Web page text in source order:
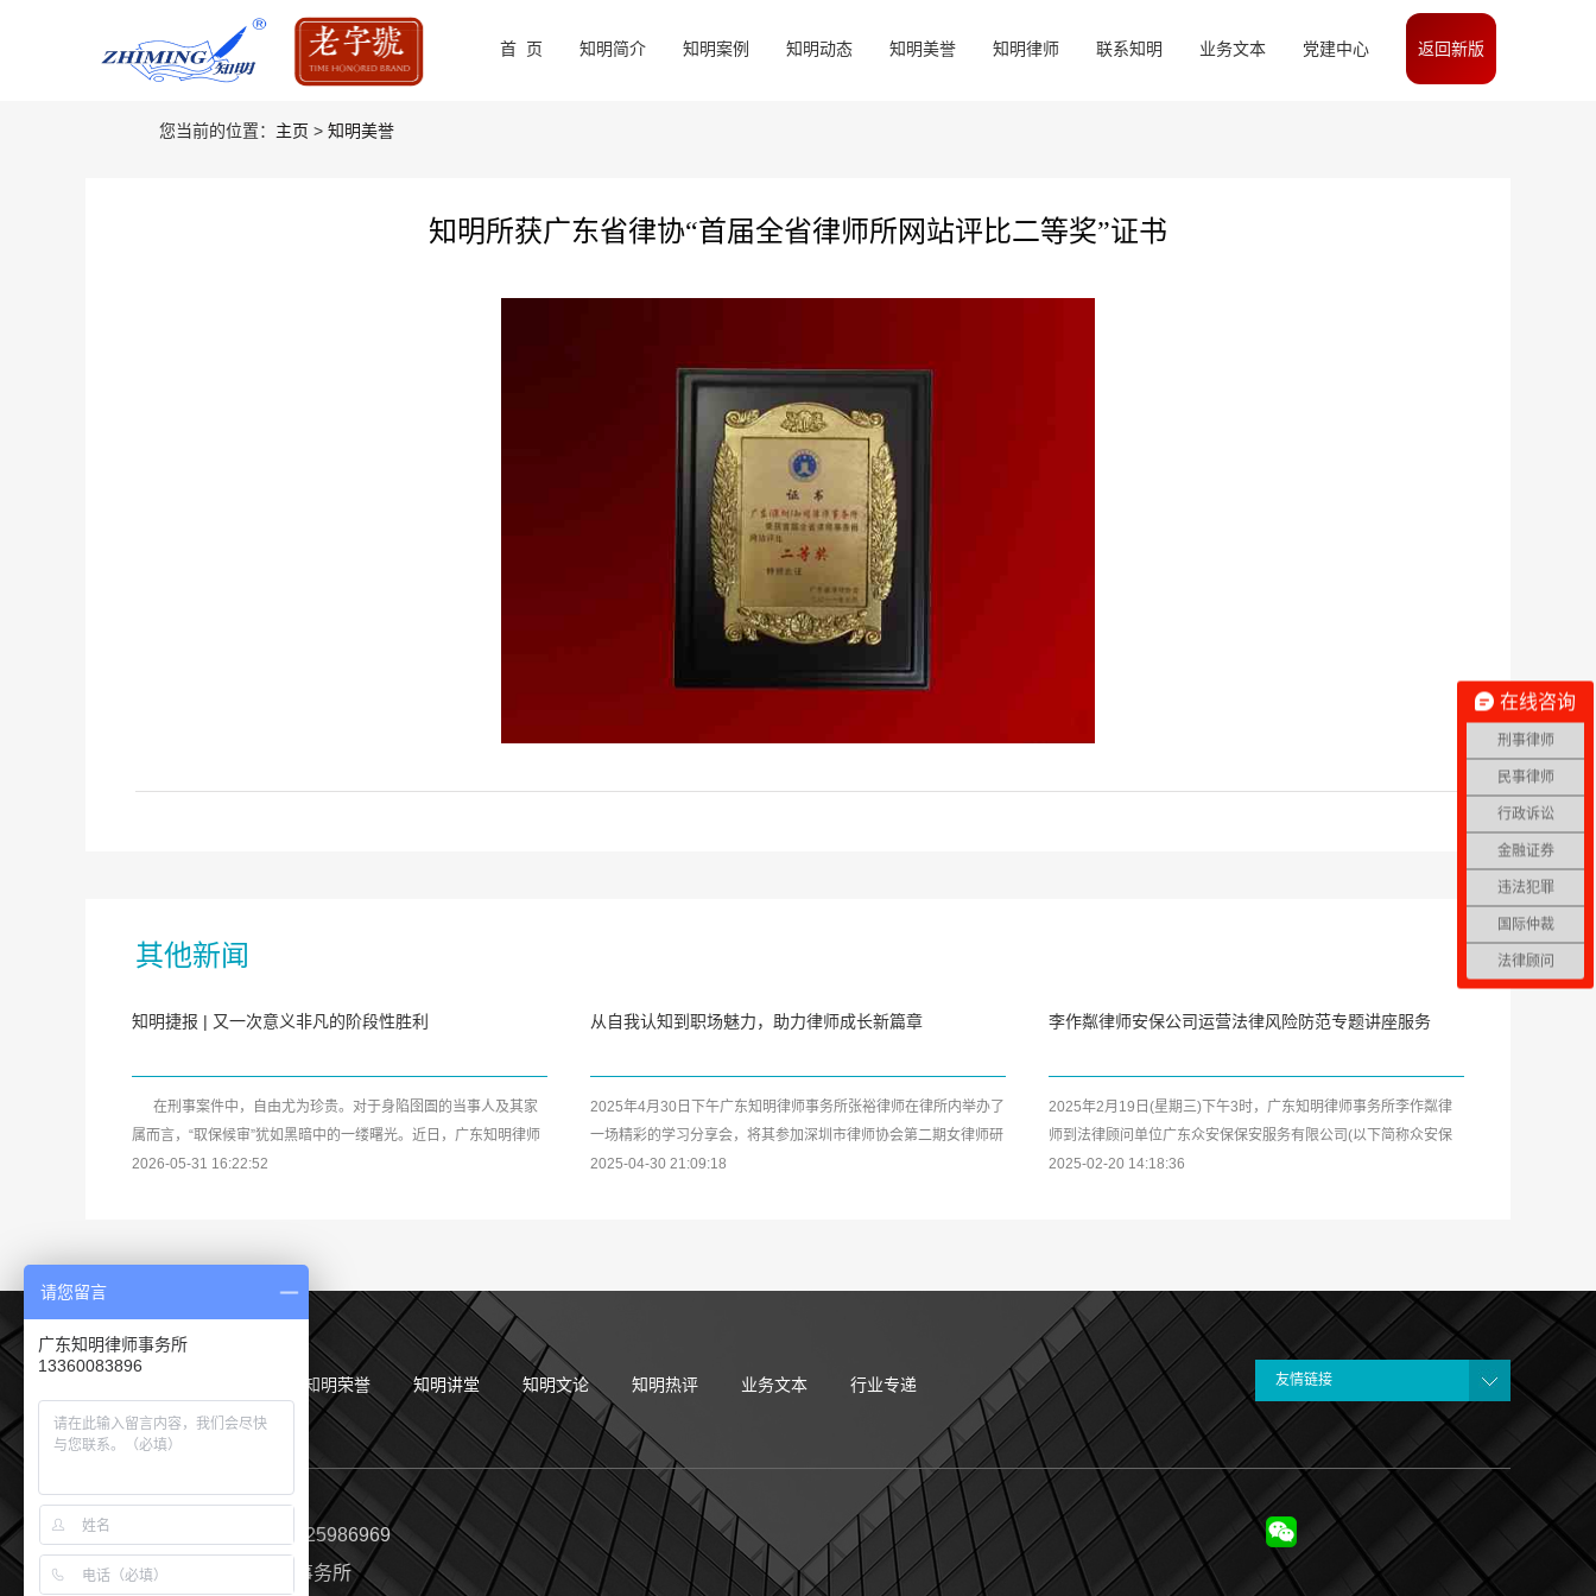
首 页 知明简介 知明案例 知明动态 知明美誉 知明律师 联系知明 业务文本 党建中心 返回新版
您当前的位置： 主页 >知明美誉
知明所获广东省律协“首届全省律师所网站评比二等奖”证书
其他新闻
知明捷报 | 又一次意义非凡的阶段性胜利
在刑事案件中，自由尤为珍贵。对于身陷囹圄的当事人及其家
属而言，“取保候审”犹如黑暗中的一缕曙光。近日，广东知明律师
事务所又传来喜...
2026-05-31 16:22:52
从自我认知到职场魅力，助力律师成长新篇章
2025年4月30日下午广东知明律师事务所张裕律师在律所内举办了
一场精彩的学习分享会，将其参加深圳市律师协会第二期女律师研
修班及中小律所管理合伙人...
2025-04-30 21:09:18
李作粼律师安保公司运营法律风险防范专题讲座服务
2025年2月19日(星期三)下午3时，广东知明律师事务所李作粼律
师到法律顾问单位广东众安保保安服务有限公司(以下简称众安保
公司)开展安保企业及中高层管...
2025-02-20 14:18:36
知明荣誉 知明讲堂 知明文论 知明热评 业务文本 行业专递 友情链接
法律问题咨询电话：0755-25986969
公司名称
广东知明律师事务所
在线咨询
刑事律师
民事律师
行政诉讼
金融证券
违法犯罪
国际仲裁
法律顾问
请您留言
广东知明律师事务所
13360083896